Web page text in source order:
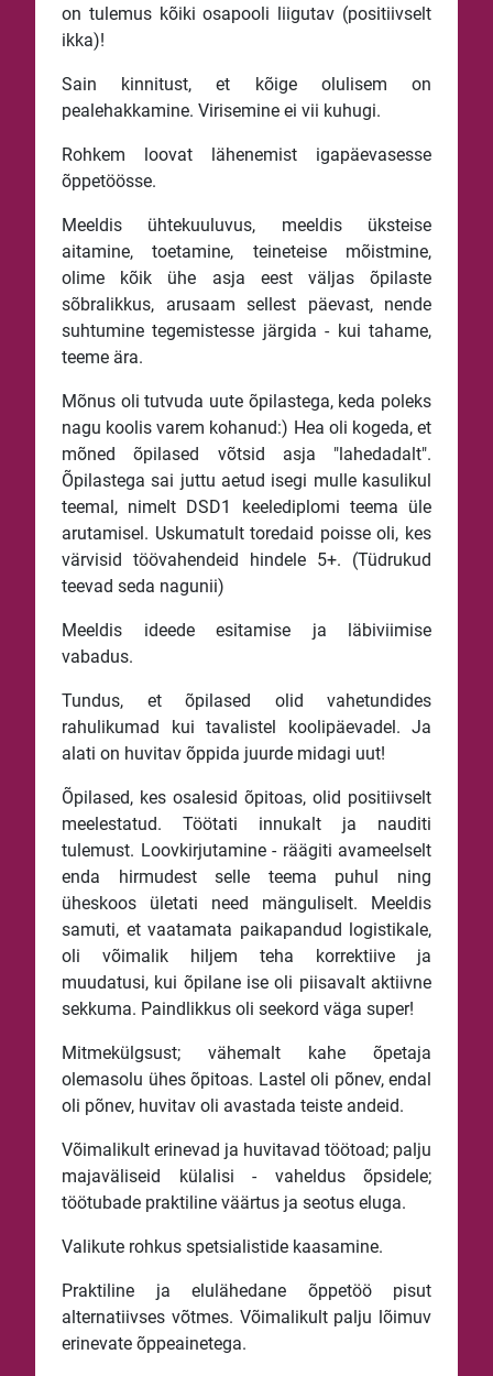
on tulemus kõiki osapooli liigutav (positiivselt
ikka)!
Sain kinnitust, et kõige olulisem on
pealehakkamine. Virisemine ei vii kuhugi.
Rohkem loovat lähenemist igapäevasesse
õppetöösse.
Meeldis ühtekuuluvus, meeldis üksteise
aitamine, toetamine, teineteise mõistmine,
olime kõik ühe asja eest väljas õpilaste
sõbralikkus, arusaam sellest päevast, nende
suhtumine tegemistesse järgida - kui tahame,
teeme ära.
Mõnus oli tutvuda uute õpilastega, keda poleks
nagu koolis varem kohanud:) Hea oli kogeda, et
mõned õpilased võtsid asja "lahedadalt".
Õpilastega sai juttu aetud isegi mulle kasulikul
teemal, nimelt DSD1 keelediplomi teema üle
arutamisel. Uskumatult toredaid poisse oli, kes
värvisid töövahendeid hindele 5+. (Tüdrukud
teevad seda nagunii)
Meeldis ideede esitamise ja läbiviimise
vabadus.
Tundus, et õpilased olid vahetundides
rahulikumad kui tavalistel koolipäevadel. Ja
alati on huvitav õppida juurde midagi uut!
Õpilased, kes osalesid õpitoas, olid positiivselt
meelestatud. Töötati innukalt ja nauditi
tulemust. Loovkirjutamine - räägiti avameelselt
enda hirmudest selle teema puhul ning
üheskoos ületati need mänguliselt. Meeldis
samuti, et vaatamata paikapandud logistikale,
oli võimalik hiljem teha korrektiive ja
muudatusi, kui õpilane ise oli piisavalt aktiivne
sekkuma. Paindlikkus oli seekord väga super!
Mitmekülgsust; vähemalt kahe õpetaja
olemasolu ühes õpitoas. Lastel oli põnev, endal
oli põnev, huvitav oli avastada teiste andeid.
Võimalikult erinevad ja huvitavad töötoad; palju
majaväliseid külalisi - vaheldus õpsidele;
töötubade praktiline väärtus ja seotus eluga.
Valikute rohkus spetsialistide kaasamine.
Praktiline ja elulähedane õppetöö pisut
alternatiivses võtmes. Võimalikult palju lõimuv
erinevate õppeainetega.